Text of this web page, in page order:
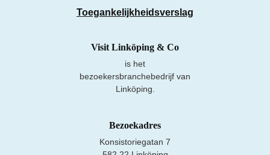
Toegankelijkheidsverslag
Visit Linköping & Co
is het
bezoekersbranchebedrijf van
Linköping.
Bezoekadres
Konsistoriegatan 7